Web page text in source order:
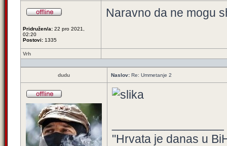
Pridružen/a: 22 pro 2021,
02:20
Postovi: 1335
Naravno da ne mogu
Vrh
dudu Naslov: Re: Ummetanje 2
"Hrvata je danas u